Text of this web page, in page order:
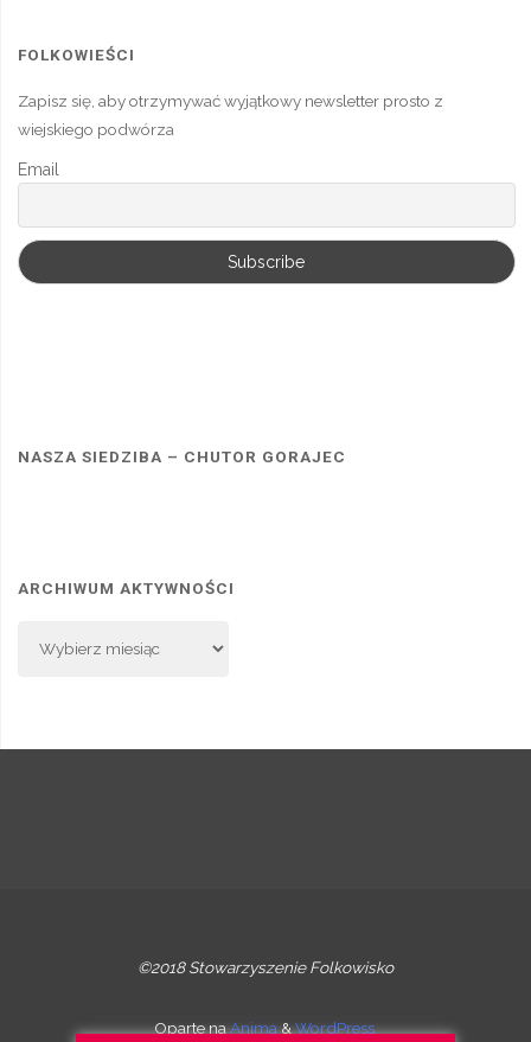
FOLKOWIEŚCI
Zapisz się, aby otrzymywać wyjątkowy newsletter prosto z
wiejskiego podwórza
Email
NASZA SIEDZIBA – CHUTOR GORAJEC
ARCHIWUM AKTYWNOŚCI
Aktywności
©2018 Stowarzyszenie Folkowisko
Oparte naAnima&WordPress.